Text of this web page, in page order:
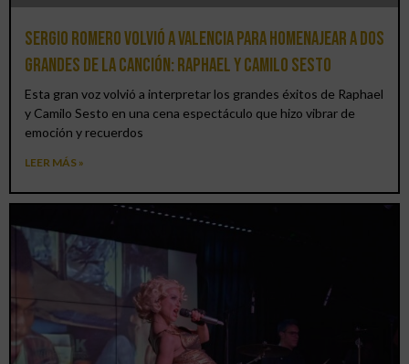
Sergio Romero volvió a Valencia para homenajear a dos
grandes de la canción: Raphael y Camilo Sesto
Esta gran voz volvió a interpretar los grandes éxitos de Raphael
y Camilo Sesto en una cena espectáculo que hizo vibrar de
emoción y recuerdos
LEER MÁS »